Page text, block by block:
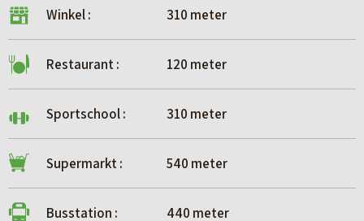
Winkel : 310 meter
Restaurant : 120 meter
Sportschool : 310 meter
Supermarkt : 540 meter
Busstation : 440 meter